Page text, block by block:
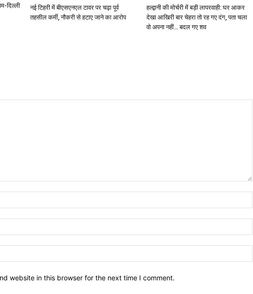
दिल्ली
नई टिहरी में बीएसएनएल टावर पर चढ़ा पूर्व
तहसील कर्मी, नौकरी से हटाए जाने का आरोप
हल्द्वानी की मोर्चरी में बड़ी लापरवाही: घर आकर
देखा आखिरी बार चेहरा तो रह गए दंग, पता चला
वो अपना नहीं… बदल गए शव
website in this browser for the next time I comment.